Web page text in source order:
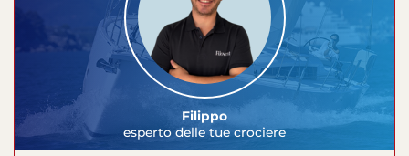
Filippo
esperto delle tue crociere